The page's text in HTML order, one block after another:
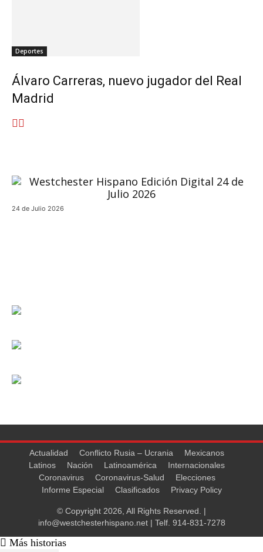
Deportes
Álvaro Carreras, nuevo jugador del Real
Madrid
24 de Julio 2026
Actualidad Conflicto Rusia – Ucrania
Mexicanos
Latinos
Nación Latinoamérica
Internacionales
Coronavirus
Coronavirus-Salud
Elecciones
Informe Especial
Clasificados Privacy Policy
© Copyright 2026, All Rights Reserved. |
info@westchesterhispano.net| Telf. 914-831-7278
Más historias